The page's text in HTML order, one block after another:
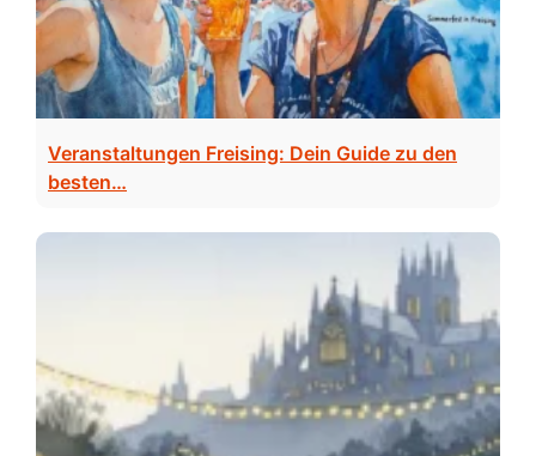
Veranstaltungen Freising: Dein Guide zu den
besten…